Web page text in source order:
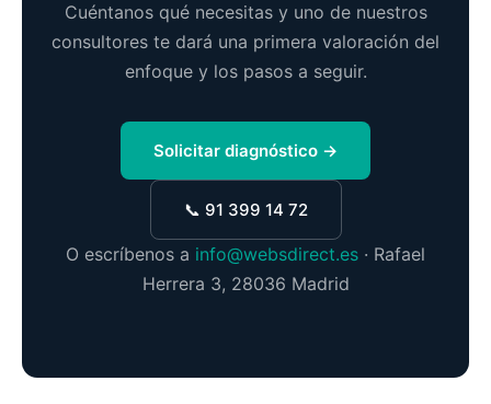
Cuéntanos qué necesitas y uno de nuestros
consultores te dará una primera valoración del
enfoque y los pasos a seguir.
Solicitar diagnóstico →
📞 91 399 14 72
O escríbenos a info@websdirect.es · Rafael
Herrera 3, 28036 Madrid